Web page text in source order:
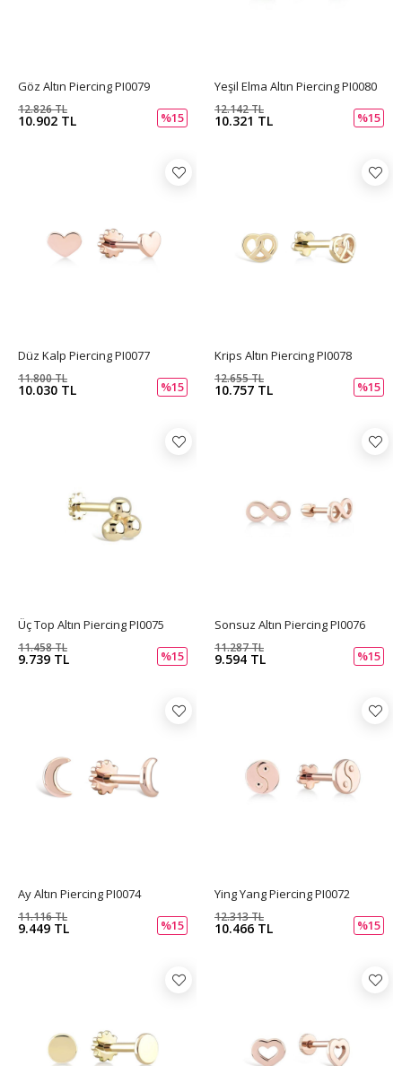
Göz Altın Piercing PI0079
10.902 TL
12.826 TL
%15
Yeşil Elma Altın Piercing PI0080
10.321 TL
12.142 TL
%15
Düz Kalp Piercing PI0077
10.030 TL
11.800 TL
%15
Krips Altın Piercing PI0078
10.757 TL
12.655 TL
%15
Üç Top Altın Piercing PI0075
9.739 TL
11.458 TL
%15
Sonsuz Altın Piercing PI0076
9.594 TL
11.287 TL
%15
Ay Altın Piercing PI0074
9.449 TL
11.116 TL
%15
Ying Yang Piercing PI0072
10.466 TL
12.313 TL
%15